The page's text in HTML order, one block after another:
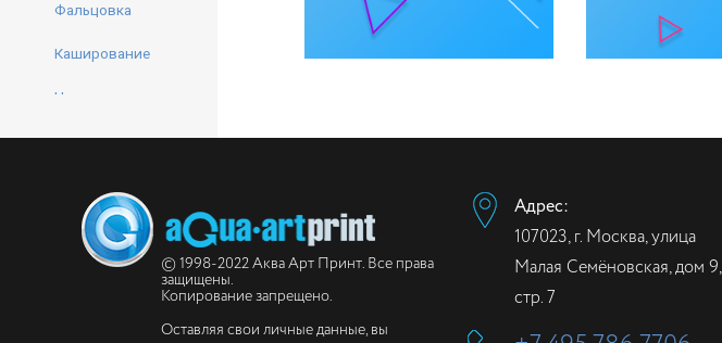
Фальцовка
Каширование
Навивка на пружину
Вклейка промо-
Перфорация
Высечка © 1998-2022 Аква Арт Принт. Все права
защищены.
Копирование запрещено.
Оставляя свои личные данные, вы
Адрес:
107023, г. Москва, улица
Малая Семёновская, дом 9,
стр. 7